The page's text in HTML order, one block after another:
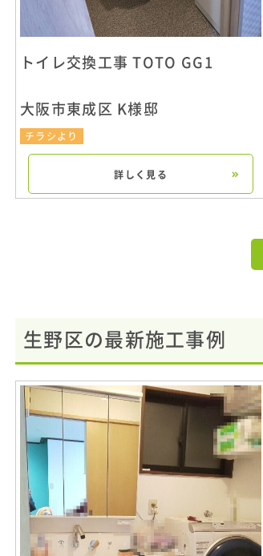
トイレ交換工事 TOTO GG1
大阪市東成区 K様邸
チラシより
詳しく見る
生野区の最新施工事例